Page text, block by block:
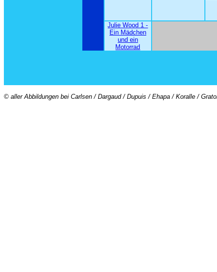
Julie Wood 1 -
Ein Mädchen
und ein
Motorrad
© aller Abbildungen bei Carlsen / Dargaud / Dupuis / Ehapa / Koralle /